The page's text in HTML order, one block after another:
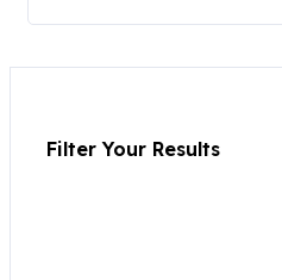
Filter Your Results